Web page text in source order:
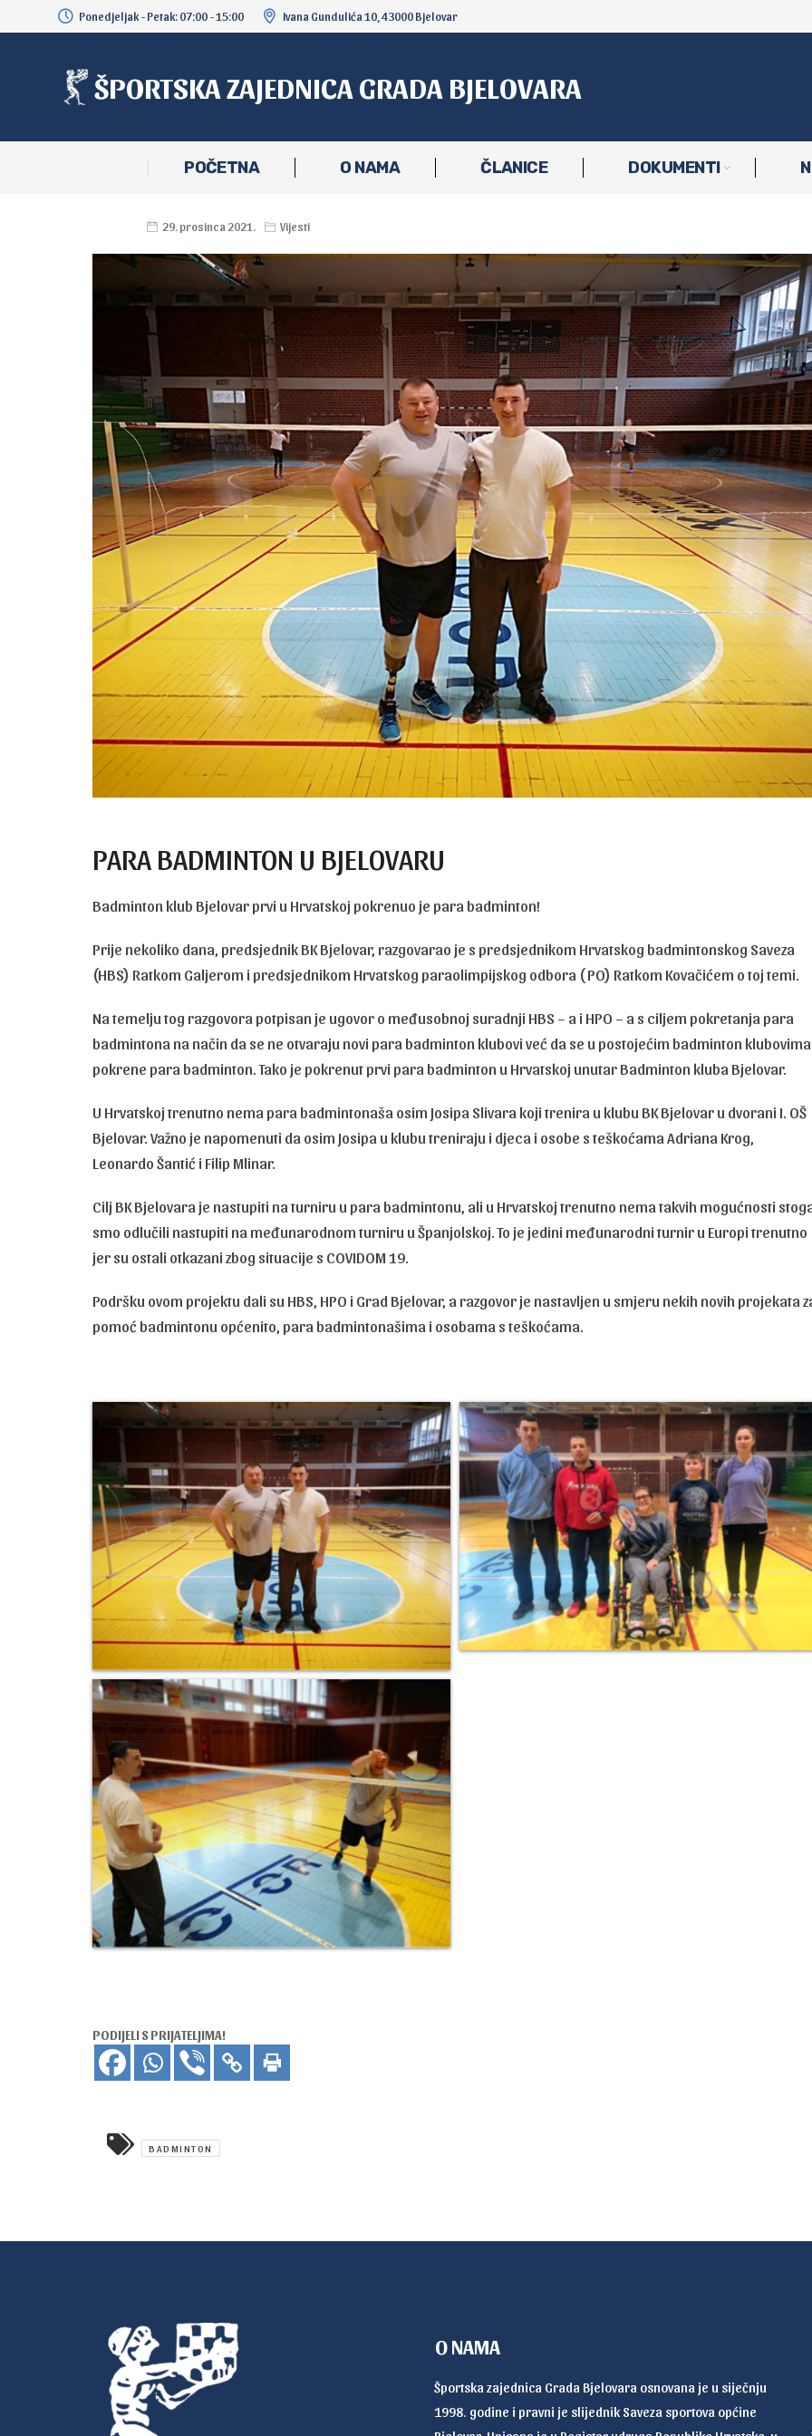
Ponedjeljak - Petak: 07:00 - 15:00 Ivana Gundulića 10, 43000 Bjelovar
ŠPORTSKA ZAJEDNICA GRADA BJELOVARA
POČETNA O NAMA ČLANICE DOKUMENTI
29. prosinca 2021. Vijesti
PARA BADMINTON U BJELOVARU
Badminton klub Bjelovar prvi u Hrvatskoj pokrenuo je para badminton!
Prije nekoliko dana, predsjednik BK Bjelovar, razgovarao je s predsjednikom Hrvatskog badmintonskog Saveza
(HBS) Ratkom Galjerom i predsjednikom Hrvatskog paraolimpijskog odbora ( PO) Ratkom Kovačićem o toj temi.
Na temelju tog razgovora potpisan je ugovor o međusobnoj suradnji HBS – a i HPO – a s ciljem pokretanja para
badmintona na način da se ne otvaraju novi para badminton klubovi već da se u postojećim badminton klubovima
pokrene para badminton. Tako je pokrenut prvi para badminton u Hrvatskoj unutar Badminton kluba Bjelovar.
U Hrvatskoj trenutno nema para badmintonaša osim Josipa Slivara koji trenira u klubu BK Bjelovar u dvorani I. OŠ
Bjelovar. Važno je napomenuti da osim Josipa u klubu treniraju i djeca i osobe s teškoćama Adriana Krog,
Leonardo Šantić i Filip Mlinar.
Cilj BK Bjelovara je nastupiti na turniru u para badmintonu, ali u Hrvatskoj trenutno nema takvih mogućnosti
smo odlučili nastupiti na međunarodnom turniru u Španjolskoj. To je jedini međunarodni turnir u Europi trenutno
jer su ostali otkazani zbog situacije s COVIDOM 19.
Podršku ovom projektu dali su HBS, HPO i Grad Bjelovar, a razgovor je nastavljen u smjeru nekih novih projekata
pomoć badmintonu općenito, para badmintonašima i osobama s teškoćama.
PODIJELI S PRIJATELJIMA!
BADMINTON
O NAMA
Športska zajednica Grada Bjelovara osnovana je u siječnju
1998. godine i pravni je slijednik Saveza sportova općine